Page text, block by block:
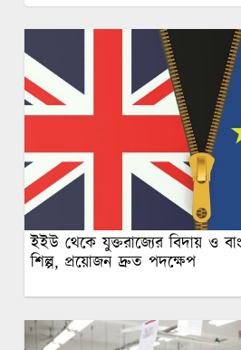
ইইউ থেকে যুক্তরাজ্যের বিদায় ও
শিল্প, প্রয়োজন দ্রুত পদক্ষেপ